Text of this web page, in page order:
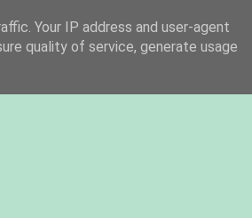
Your IP address and user-agent
quality of service, generate usage